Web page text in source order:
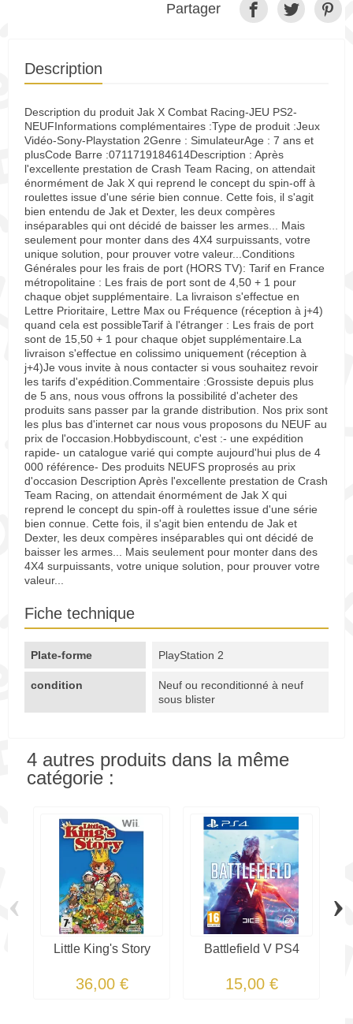
Partager
Description
Description du produit Jak X Combat Racing-JEU PS2-
NEUFInformations complémentaires :Type de produit :Jeux
Vidéo-Sony-Playstation 2Genre : SimulateurAge : 7 ans et
plusCode Barre :0711719184614Description : Après
l'excellente prestation de Crash Team Racing, on attendait
énormément de Jak X qui reprend le concept du spin-off à
roulettes issue d'une série bien connue. Cette fois, il s'agit
bien entendu de Jak et Dexter, les deux compères
inséparables qui ont décidé de baisser les armes... Mais
seulement pour monter dans des 4X4 surpuissants, votre
unique solution, pour prouver votre valeur...Conditions
Générales pour les frais de port (HORS TV): Tarif en France
métropolitaine : Les frais de port sont de 4,50 + 1 pour
chaque objet supplémentaire. La livraison s'effectue en
Lettre Prioritaire, Lettre Max ou Fréquence (réception à j+4)
quand cela est possibleTarif à l'étranger : Les frais de port
sont de 15,50 + 1 pour chaque objet supplémentaire.La
livraison s'effectue en colissimo uniquement (réception à
j+4)Je vous invite à nous contacter si vous souhaitez revoir
les tarifs d'expédition.Commentaire :Grossiste depuis plus
de 5 ans, nous vous offrons la possibilité d'acheter des
produits sans passer par la grande distribution. Nos prix sont
les plus bas d'internet car nous vous proposons du NEUF au
prix de l'occasion.Hobbydiscount, c'est :- une expédition
rapide- un catalogue varié qui compte aujourd'hui plus de 4
000 référence- Des produits NEUFS proprosés au prix
d'occasion Description Après l'excellente prestation de Crash
Team Racing, on attendait énormément de Jak X qui
reprend le concept du spin-off à roulettes issue d'une série
bien connue. Cette fois, il s'agit bien entendu de Jak et
Dexter, les deux compères inséparables qui ont décidé de
baisser les armes... Mais seulement pour monter dans des
4X4 surpuissants, votre unique solution, pour prouver votre
valeur...
Fiche technique
Plate-forme PlayStation 2
condition
Neuf ou reconditionné à neuf
sous blister
4 autres produits dans la même
catégorie :
Little King's Story
36,00 €
Battlefield V PS4
15,00 €
‹ ›